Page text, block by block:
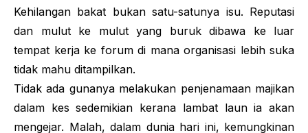
Kehilangan bakat bukan satu-satunya isu. Reputasi
dan mulut ke mulut yang buruk dibawa ke luar
tempat kerja ke forum di mana organisasi lebih suka
tidak mahu ditampilkan.
Tidak ada gunanya melakukan penjenamaan majikan
dalam kes sedemikian kerana lambat laun ia akan
mengejar. Malah, dalam dunia hari ini, kemungkinan